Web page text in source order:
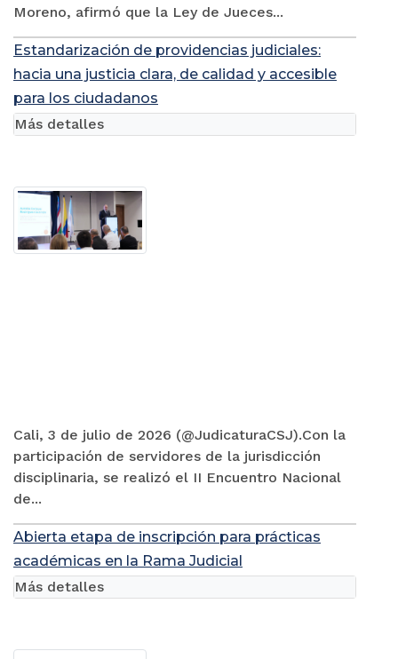
Moreno, afirmó que la Ley de Jueces...
Estandarización de providencias judiciales:
hacia una justicia clara, de calidad y accesible
para los ciudadanos
Cali, 3 de julio de 2026 (@JudicaturaCSJ).Con la
participación de servidores de la jurisdicción
disciplinaria, se realizó el II Encuentro Nacional
de...
Más detalles
Abierta etapa de inscripción para prácticas
académicas en la Rama Judicial
Más detalles